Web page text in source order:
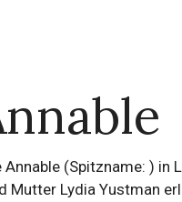
(Spitzname: ) in
Mutter Lydia Yustman